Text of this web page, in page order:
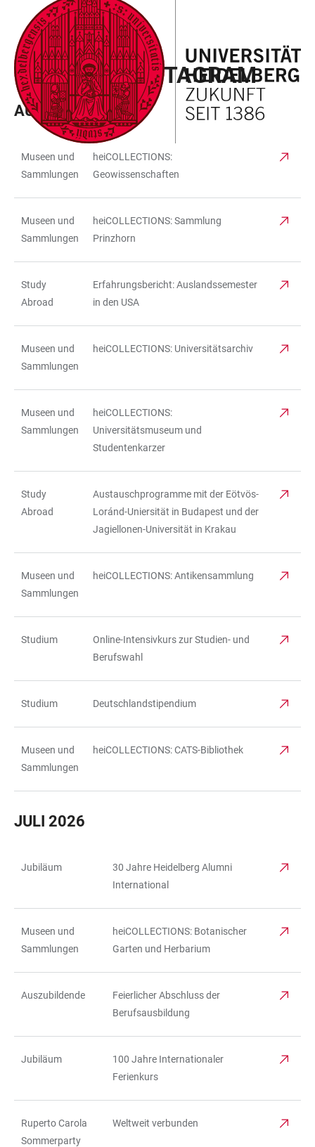
LINKS
ZUR
BARRIEREFREIHEIT
ZUM
HAUPTINHALT
HAUPTNAVIGATION
ÖFFNEN
WEBSEITENSUCHE
ÖFFNEN
LINKLISTE INSTAGRAM
AUGUST 2026
TABELLE
Museen und
Sammlungen
heiCOLLECTIONS:
Geowissenschaften
Museen und
Sammlungen
heiCOLLECTIONS: Sammlung
Prinzhorn
Study
Abroad
Erfahrungsbericht: Auslandssemester
in den USA
Museen und
Sammlungen
heiCOLLECTIONS: Universitätsarchiv
Museen und
Sammlungen
heiCOLLECTIONS:
Universitätsmuseum und
Studentenkarzer
Study
Abroad
Austauschprogramme mit der Eötvös-
Loránd-Uniersität in Budapest und der
Jagiellonen-Universität in Krakau
Museen und
Sammlungen
heiCOLLECTIONS: Antikensammlung
Studium
Online-Intensivkurs zur Studien- und
Berufswahl
Studium Deutschlandstipendium
Museen und
Sammlungen
heiCOLLECTIONS: CATS-Bibliothek
JULI 2026
Jubiläum
30 Jahre Heidelberg Alumni
International
Museen und
Sammlungen
heiCOLLECTIONS: Botanischer
Garten und Herbarium
Auszubildende
Feierlicher Abschluss der
Berufsausbildung
Jubiläum
100 Jahre Internationaler
Ferienkurs
Ruperto Carola
Sommerparty
Weltweit verbunden